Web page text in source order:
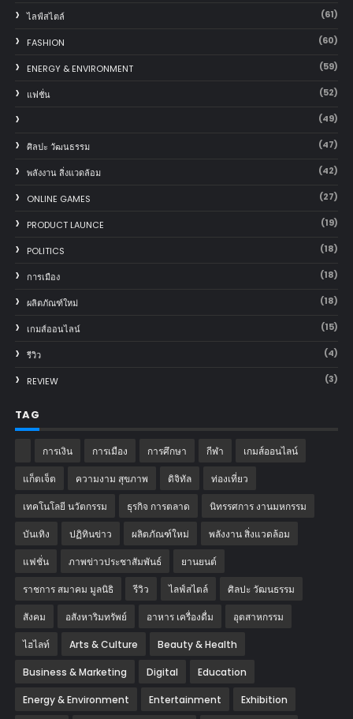
ไลฟ์สไตล์ (61)
FASHION (60)
ENERGY & ENVIRONMENT (59)
แฟชั่น (52)
(49)
ศิลปะ วัฒนธรรม (47)
พลังงาน สิ่งแวดล้อม (42)
ONLINE GAMES (27)
PRODUCT LAUNCE (19)
POLITICS (18)
การเมือง (18)
ผลิตภัณฑ์ใหม่ (18)
เกมส์ออนไลน์ (15)
รีวิว (4)
REVIEW (3)
TAG
การเงิน การเมือง การศึกษา กีฬา เกมส์ออนไลน์
แก็ตเจ็ต ความงาม สุขภาพ ดิจิทัล ท่องเที่ยว
เทคโนโลยี นวัตกรรม ธุรกิจ การตลาด นิทรรศการ งานมหกรรม
บันเทิง ปฏิทินข่าว ผลิตภัณฑ์ใหม่ พลังงาน สิ่งแวดล้อม
แฟชั่น ภาพข่าวประชาสัมพันธ์ ‎ยานยนต์‎
ราชการ สมาคม มูลนิธิ รีวิว ไลฟ์สไตล์ ศิลปะ วัฒนธรรม
สังคม อสังหาริมทรัพย์ อาหาร เครื่องดื่ม อุตสาหกรรม
ไฮไลท์ Arts & Culture Beauty & Health
Business & Marketing Digital Education
Energy & Environment Entertainment Exhibition